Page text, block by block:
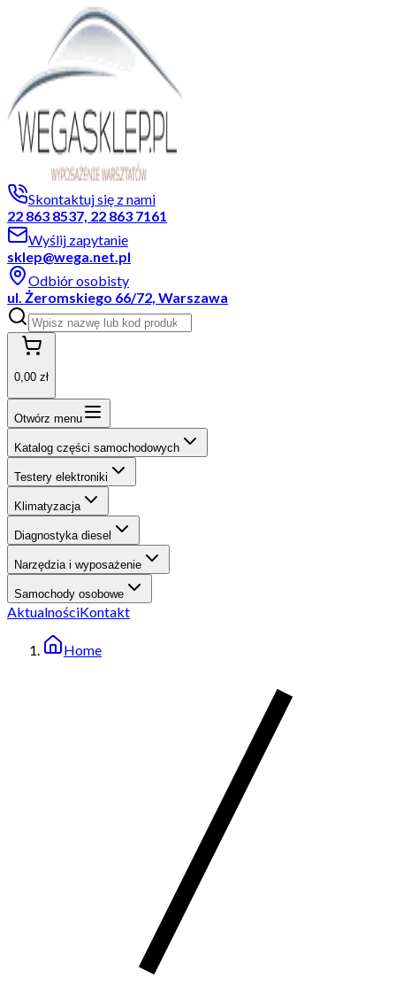
Skontaktuj się z nami
22 863 8537, 22 863 7161
Wyślij zapytanie
sklep@wega.net.pl
Odbiór osobisty
ul. Żeromskiego 66/72, Warszawa
0,00 zł
Otwórz menu
Katalog części samochodowych
Testery elektroniki
Klimatyzacja
Diagnostyka diesel
Narzędzia i wyposażenie
Samochody osobowe
AktualnościKontakt
Home